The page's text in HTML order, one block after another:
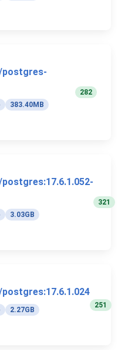
postgres-
383.40MB
282
3.03GB
321
2.27GB
251